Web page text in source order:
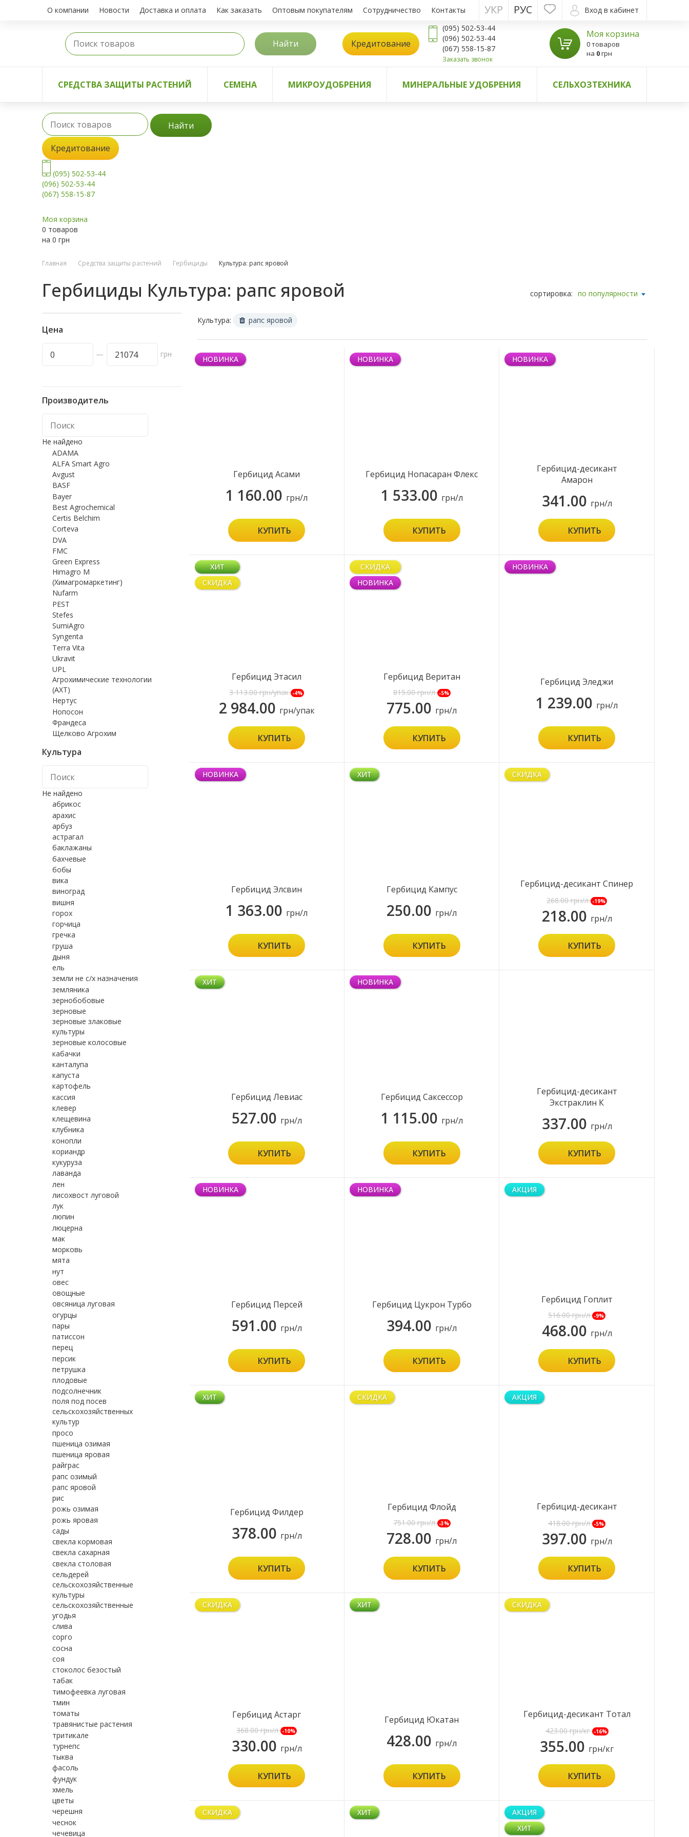
О компании Новости Доставка и оплата Как заказать Оптовым покупателям Сотрудничество Контакты Вход в кабинет
РУС
УКР
Найти Кредитование
(095) 502-53-44
(096) 502-53-44
(067) 558-15-87
Заказать звонок
Моя корзина
0 товаров
на 0грн
СРЕДСТВА ЗАЩИТЫ РАСТЕНИЙ СЕМЕНА МИКРОУДОБРЕНИЯ МИНЕРАЛЬНЫЕ УДОБРЕНИЯ СЕЛЬХОЗТЕХНИКА
Найти
Кредитование
(095) 502-53-44
(096) 502-53-44
(067) 558-15-87
Моя корзина
0 товаров
на 0 грн
Главная Средства защиты растений Гербициды Культура: рапс яровой
Гербициды Культура: рапс яровой сортировка: по популярности
Цена
— грн
Производитель
Не найдено
ADAMA
ALFA Smart Agro
Avgust
BASF
Bayer
Best Agrochemical
Certis Belchim
Corteva
DVA
FMC
Green Express
Himagro M
(Химагромаркетинг)
Nufarm
PEST
Stefes
SumiAgro
Syngenta
Terra Vita
Ukravit
UPL
Агрохимические технологии
(АХТ)
Нертус
Нопосон
Франдеса
Щелково Агрохим
Культура
Не найдено
абрикос
арахис
арбуз
астрагал
баклажаны
бахчевые
бобы
вика
виноград
вишня
горох
горчица
гречка
груша
дыня
ель
земли не с/х назначения
земляника
зернобобовые
зерновые
зерновые злаковые
культуры
зерновые колосовые
кабачки
канталупа
капуста
картофель
кассия
клевер
клещевина
клубника
конопли
кориандр
кукуруза
лаванда
лен
лисохвост луговой
лук
люпин
люцерна
мак
морковь
мята
нут
овес
овощные
овсяница луговая
огурцы
пары
патиссон
перец
персик
петрушка
плодовые
подсолнечник
поля под посев
сельскохозяйственных
культур
просо
пшеница озимая
пшеница яровая
райграс
рапс озимый
рапс яровой
рис
рожь озимая
рожь яровая
сады
свекла кормовая
свекла сахарная
свекла столовая
сельдерей
сельскохозяйственные
культуры
сельскохозяйственные
угодья
слива
сорго
сосна
соя
стоколос безостый
табак
тимофеевка луговая
тмин
томаты
травянистые растения
тритикале
турнепс
тыква
фасоль
фундук
хмель
цветы
черешня
чеснок
чечевица
Культура: рапс яровой
НОВИНКА
Гербицид Асами
1 160.00 грн/л
КУПИТЬ
НОВИНКА
Гербицид Нопасаран Флекс
1 533.00 грн/л
КУПИТЬ
НОВИНКА
Гербицид-десикант
Амарон
341.00 грн/л
КУПИТЬ
ХИТ
СКИДКА
Гербицид Этасил
3 113.00грн/упак -4%
2 984.00 грн/упак
КУПИТЬ
СКИДКА
НОВИНКА
Гербицид Веритан
815.00грн/л -5%
775.00 грн/л
КУПИТЬ
НОВИНКА
Гербицид Эледжи
1 239.00 грн/л
КУПИТЬ
НОВИНКА
Гербицид Элсвин
1 363.00 грн/л
КУПИТЬ
ХИТ
Гербицид Кампус
250.00 грн/л
КУПИТЬ
СКИДКА
Гербицид-десикант Спинер
268.00грн/л -19%
218.00 грн/л
КУПИТЬ
ХИТ
Гербицид Левиас
527.00 грн/л
КУПИТЬ
НОВИНКА
Гербицид Саксессор
1 115.00 грн/л
КУПИТЬ
Гербицид-десикант
Экстраклин К
337.00 грн/л
КУПИТЬ
НОВИНКА
Гербицид Персей
591.00 грн/л
КУПИТЬ
НОВИНКА
Гербицид Цукрон Турбо
394.00 грн/л
КУПИТЬ
АКЦИЯ
Гербицид Гоплит
516.00грн/л -9%
468.00 грн/л
КУПИТЬ
ХИТ
Гербицид Филдер
378.00 грн/л
КУПИТЬ
СКИДКА
Гербицид Флойд
751.00грн/л -3%
728.00 грн/л
КУПИТЬ
АКЦИЯ
Гербицид-десикант
Раундап Экстра
418.00грн/л -5%
397.00 грн/л
КУПИТЬ
СКИДКА
Гербицид Астарг
368.00грн/л -10%
330.00 грн/л
КУПИТЬ
ХИТ
Гербицид Юкатан
428.00 грн/л
КУПИТЬ
СКИДКА
Гербицид-десикант Тотал
423.00грн/кг -16%
355.00 грн/кг
КУПИТЬ
СКИДКА ХИТ
АКЦИЯ
ХИТ